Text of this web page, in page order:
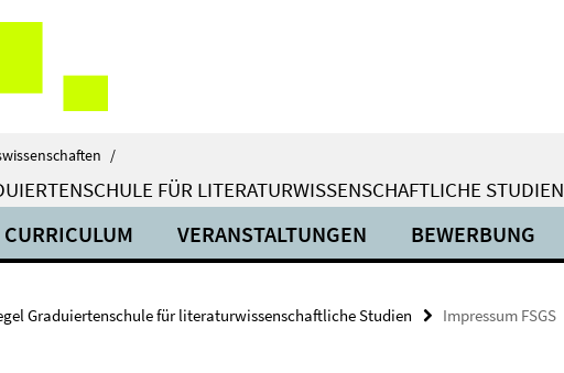
/
FÜR LITERATURWISSENSCHAFTLICHE STUDIEN
CURRICULUM VERANSTALTUNGEN BEWERBUNG
Graduiertenschule für literaturwissenschaftliche Studien Impressum FSGS